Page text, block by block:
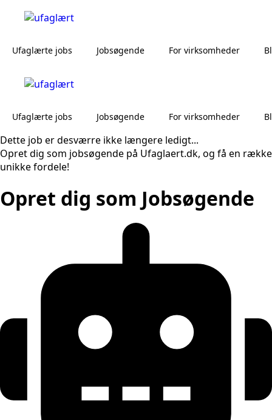
Ufaglærte jobs Jobsøgende For virksomheder
Ufaglærte jobs Jobsøgende For virksomheder
Dette job er desværre ikke længere ledigt...
Opret dig som jobsøgende på Ufaglaert.dk, og få en række
unikke fordele!
Opret dig som Jobsøgende